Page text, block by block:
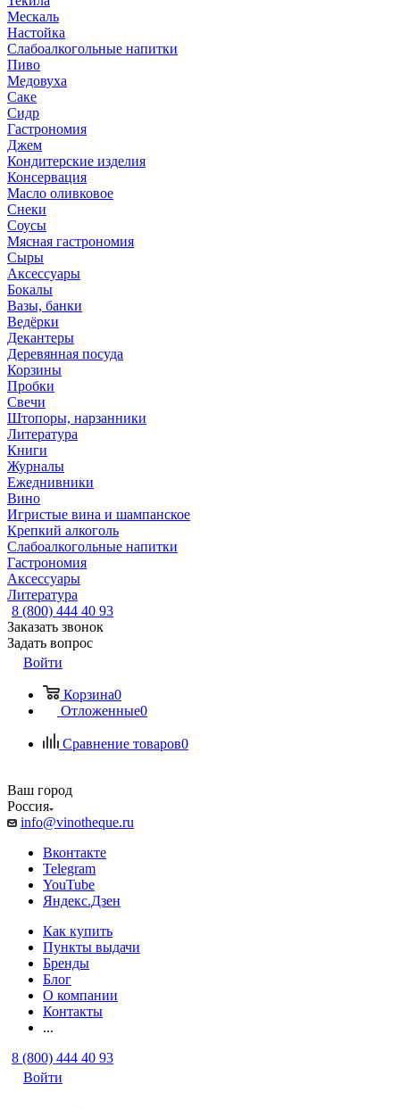
Мескаль
Настойка
Слабоалкогольные напитки
Пиво
Медовуха
Саке
Сидр
Гастрономия
Джем
Кондитерские изделия
Консервация
Масло оливковое
Снеки
Соусы
Мясная гастрономия
Сыры
Аксессуары
Бокалы
Вазы, банки
Ведёрки
Декантеры
Деревянная посуда
Корзины
Пробки
Свечи
Штопоры, нарзанники
Литература
Книги
Журналы
Ежеднивники
Вино
Игристые вина и шампанское
Крепкий алкоголь
Слабоалкогольные напитки
Гастрономия
Аксессуары
Литература
8 (800) 444 40 93
Заказать звонок
Задать вопрос
Войти
Корзина0
Отложенные0
Сравнение товаров0
Ваш город
Россия
info@vinotheque.ru
Вконтакте
Telegram
YouTube
Яндекс.Дзен
Как купить
Пункты выдачи
Бренды
Блог
О компании
Контакты
...
8 (800) 444 40 93
Войти